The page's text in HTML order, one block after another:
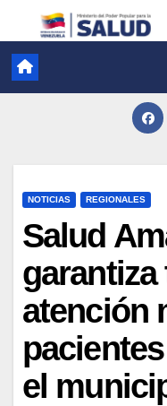
NOTICIAS REGIONALES
Salud
atención
el